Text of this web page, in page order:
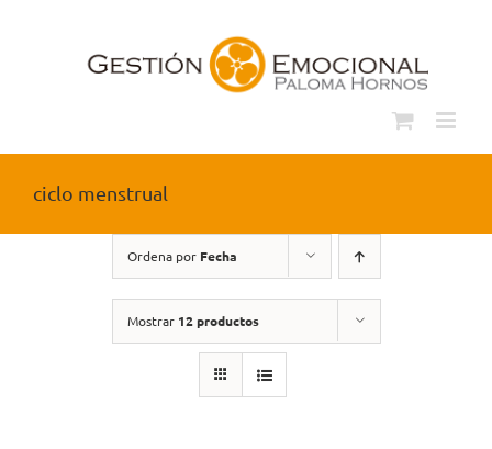
ciclo menstrual
Ordena por Fecha
Mostrar 12 productos